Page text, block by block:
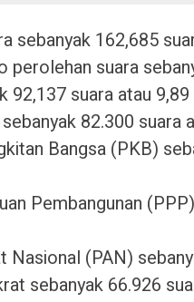
sebanyak 162,685
perolehan suara
92,137 suara atau
82.300 suara
Bangsa (PKB)
Pembangunan
Nasional (PAN)
sebanyak 66.926